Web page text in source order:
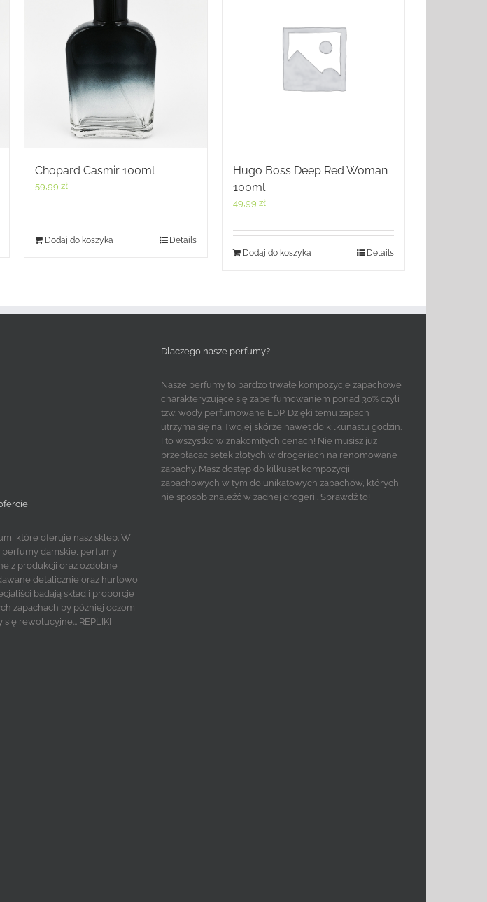
Chopard Casmir 100ml
59,99 zł
Dodaj do koszyka Details
Hugo Boss Deep Red Woman
100ml
49,99 zł
Dodaj do koszyka Details
które oferuje nasz sklep. W
damskie, perfumy
z produkcji oraz ozdobne
detalicznie oraz hurtowo
badają skład i proporcje
zapachach by później oczom
rewolucyjne... REPLIKI
Dlaczego nasze perfumy?
Nasze perfumy to bardzo trwałe kompozycje zapachowe
charakteryzujące się zaperfumowaniem ponad 30% czyli
tzw. wody perfumowane EDP. Dzięki temu zapach
utrzyma się na Twojej skórze nawet do kilkunastu godzin.
I to wszystko w znakomitych cenach! Nie musisz już
przepłacać setek złotych w drogeriach na renomowane
zapachy. Masz dostęp do kilkuset kompozycji
zapachowych w tym do unikatowych zapachów, których
nie sposób znaleźć w żadnej drogerii. Sprawdź to!